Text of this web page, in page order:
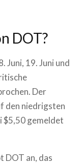
DOT?
Juni, 19. Juni und
Der
den niedrigsten
$5,50 gemeldet
DOT an, das